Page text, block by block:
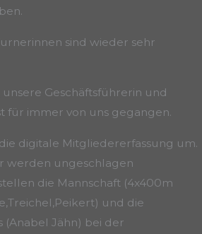
sind wieder sehr
unsere Geschäftsführerin und
für immer von uns gegangen.
digitale Mitgliedererfassung um.
werden ungeschlagen
die Mannschaft (4x400m
und die
(Anabel Jähn) bei der